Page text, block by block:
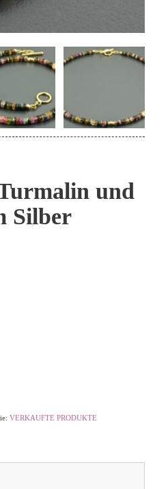
und
Silber
VERKAUFTE PRODUKTE